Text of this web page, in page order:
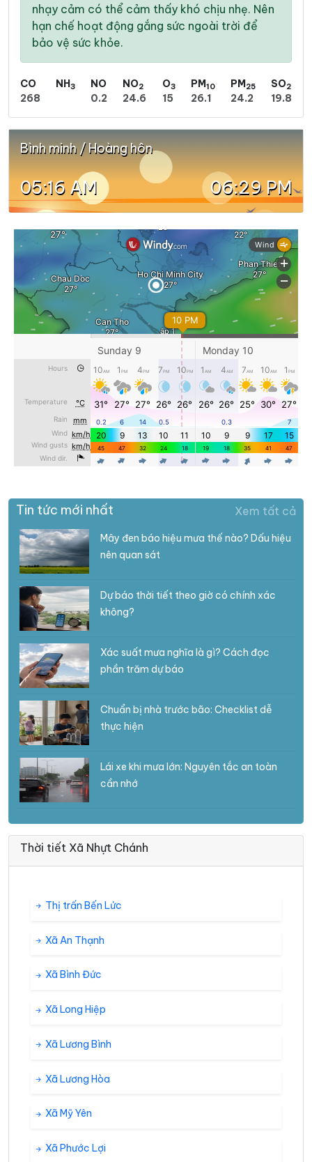
nhạy cảm có thể cảm thấy khó chịu nhẹ. Nên
hạn chế hoạt động gắng sức ngoài trời để
bảo vệ sức khỏe.
CO
268
NH3
NO
0.2
NO2
24.6
O3
15
PM10
26.1
PM25
24.2
SO2
19.8
Bình minh / Hoàng hôn
05:16 AM 06:29 PM
Tin tức mới nhất Xem tất cả
Mây đen báo hiệu mưa thế nào? Dấu hiệu
nên quan sát
Dự báo thời tiết theo giờ có chính xác
không?
Xác suất mưa nghĩa là gì? Cách đọc
phần trăm dự báo
Chuẩn bị nhà trước bão: Checklist dễ
thực hiện
Lái xe khi mưa lớn: Nguyên tắc an toàn
cần nhớ
Thời tiết Xã Nhựt Chánh
Thị trấn Bến Lức
Xã An Thạnh
Xã Bình Đức
Xã Long Hiệp
Xã Lương Bình
Xã Lương Hòa
Xã Mỹ Yên
Xã Phước Lợi